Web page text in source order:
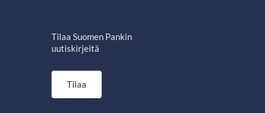
Tilaa Suomen Pankin
uutiskirjeitä
Tilaa